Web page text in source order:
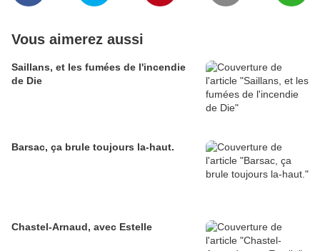
Vous aimerez aussi
Saillans, et les fumées de l'incendie
de Die
Barsac, ça brule toujours la-haut.
Chastel-Arnaud, avec Estelle